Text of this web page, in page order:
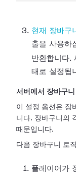
현재 장바구
출을 사용하
반환합니다.
태로 설정됩
서버에서 장바구
이 설정 옵션은 장
니다. 장바구니의
때문입니다.
다음 장바구니 로
플레이어가